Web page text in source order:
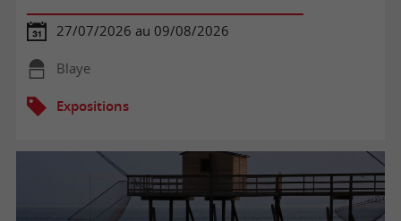
27/07/2026 au 09/08/2026
Blaye
Expositions